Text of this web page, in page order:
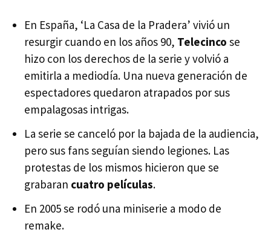
En España, ‘La Casa de la Pradera’ vivió un
resurgir cuando en los años 90, Telecinco se
hizo con los derechos de la serie y volvió a
emitirla a mediodía. Una nueva generación de
espectadores quedaron atrapados por sus
empalagosas intrigas.
La serie se canceló por la bajada de la audiencia,
pero sus fans seguían siendo legiones. Las
protestas de los mismos hicieron que se
grabaran cuatro películas.
En 2005 se rodó una miniserie a modo de
remake.